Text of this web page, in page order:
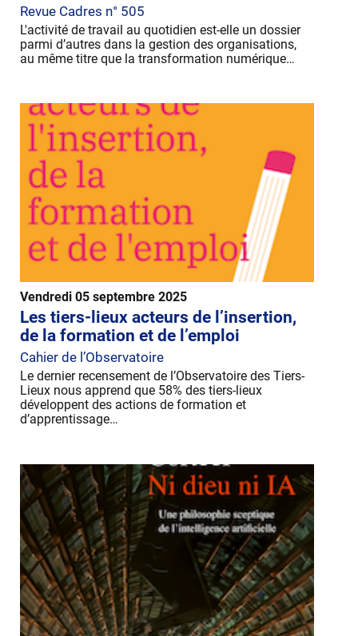
Revue Cadres n° 505
L'activité de travail au quotidien est-elle un dossier
parmi d’autres dans la gestion des organisations,
au même titre que la transformation numérique…
Vendredi 05 septembre 2025
Les tiers-lieux acteurs de l’insertion,
de la formation et de l’emploi
Cahier de l’Observatoire
Le dernier recensement de l’Observatoire des Tiers-
Lieux nous apprend que 58% des tiers-lieux
développent des actions de formation et
d’apprentissage…